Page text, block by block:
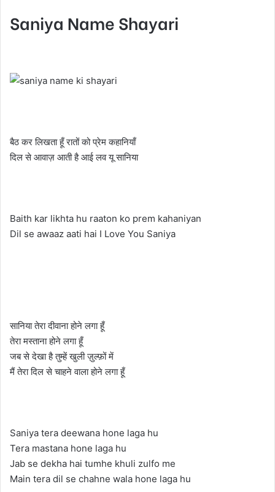
Saniya Name Shayari
बैठ कर लिखता हूँ रातों को प्रेम कहानियाँ
दिल से आवाज़ आती है आई लव यू सानिया
Baith kar likhta hu raaton ko prem kahaniyan
Dil se awaaz aati hai I Love You Saniya
सानिया तेरा दीवाना होने लगा हूँ
तेरा मस्ताना होने लगा हूँ
जब से देखा है तुम्हें खुली ज़ुल्फ़ों में
मैं तेरा दिल से चाहने वाला होने लगा हूँ
Saniya tera deewana hone laga hu
Tera mastana hone laga hu
Jab se dekha hai tumhe khuli zulfo me
Main tera dil se chahne wala hone laga hu